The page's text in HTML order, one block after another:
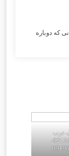
که دوباره
درب
02155969245-